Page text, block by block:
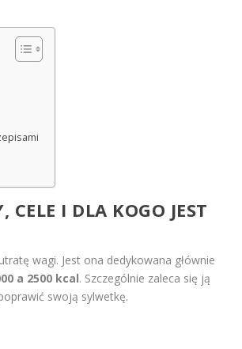
I DLA KOGO JEST
wagi. Jest ona dedykowana głównie
a 2500 kcal. Szczególnie zaleca się ją
swoją sylwetkę.